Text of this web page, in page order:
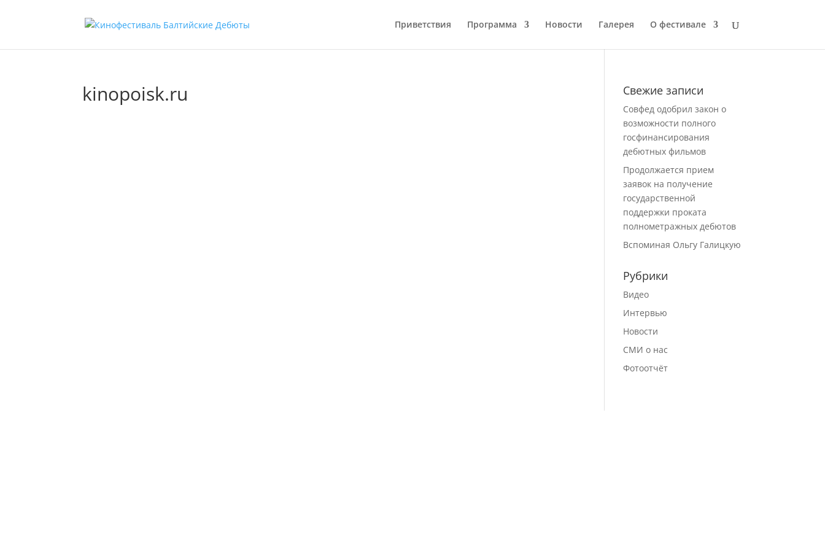
Приветствия Программа Новости Галерея О фестивале
kinopoisk.ru Свежие записи
Совфед одобрил закон о
возможности полного
госфинансирования
дебютных фильмов
Продолжается прием
заявок на получение
государственной
поддержки проката
полнометражных дебютов
Вспоминая Ольгу Галицкую
Рубрики
Видео
Интервью
Новости
СМИ о нас
Фотоотчёт